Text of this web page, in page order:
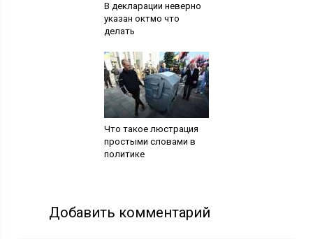
В декларации неверно
указан октмо что
делать
Что такое люстрация
простыми словами в
политике
Добавить комментарий